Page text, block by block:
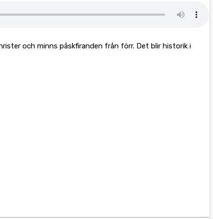
och minns påskfiranden från förr. Det blir historik i